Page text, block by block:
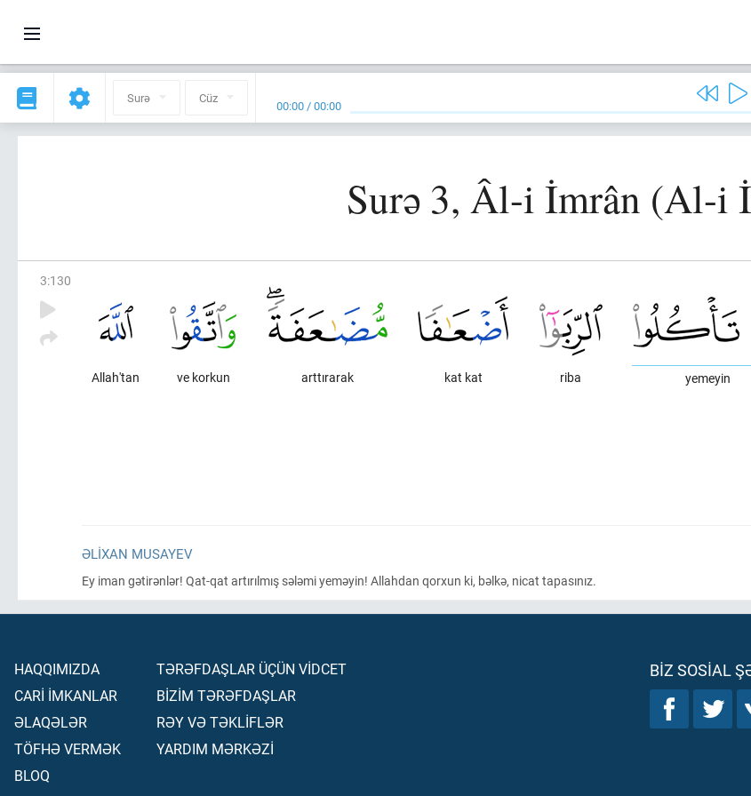
Surə Cüz 00:00 /00:00
Surə 3, Âl-i İmrân (Al-i
3:130
yemeyin
riba
kat kat
arttırarak
ve korkun
Allah'tan
ƏLIXAN MUSAYEV
Ey iman gətirənlər! Qat-qat artırılmış sələmi yeməyin! Allahdan qorxun ki, bəlkə, nicat tapasınız.
HAQQIMIZDA
CARİ İMKANLAR
ƏLAQƏLƏR
TÖFHƏ VERMƏK
BLOQ
TƏRƏFDAŞLAR ÜÇÜN VİDCET
BİZİM TƏRƏFDAŞLAR
RƏY VƏ TƏKLİFLƏR
YARDIM MƏRKƏZİ
BIZ SOSIAL